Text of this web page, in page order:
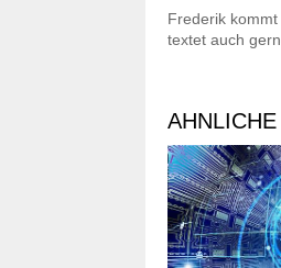
Frederik
textet auch